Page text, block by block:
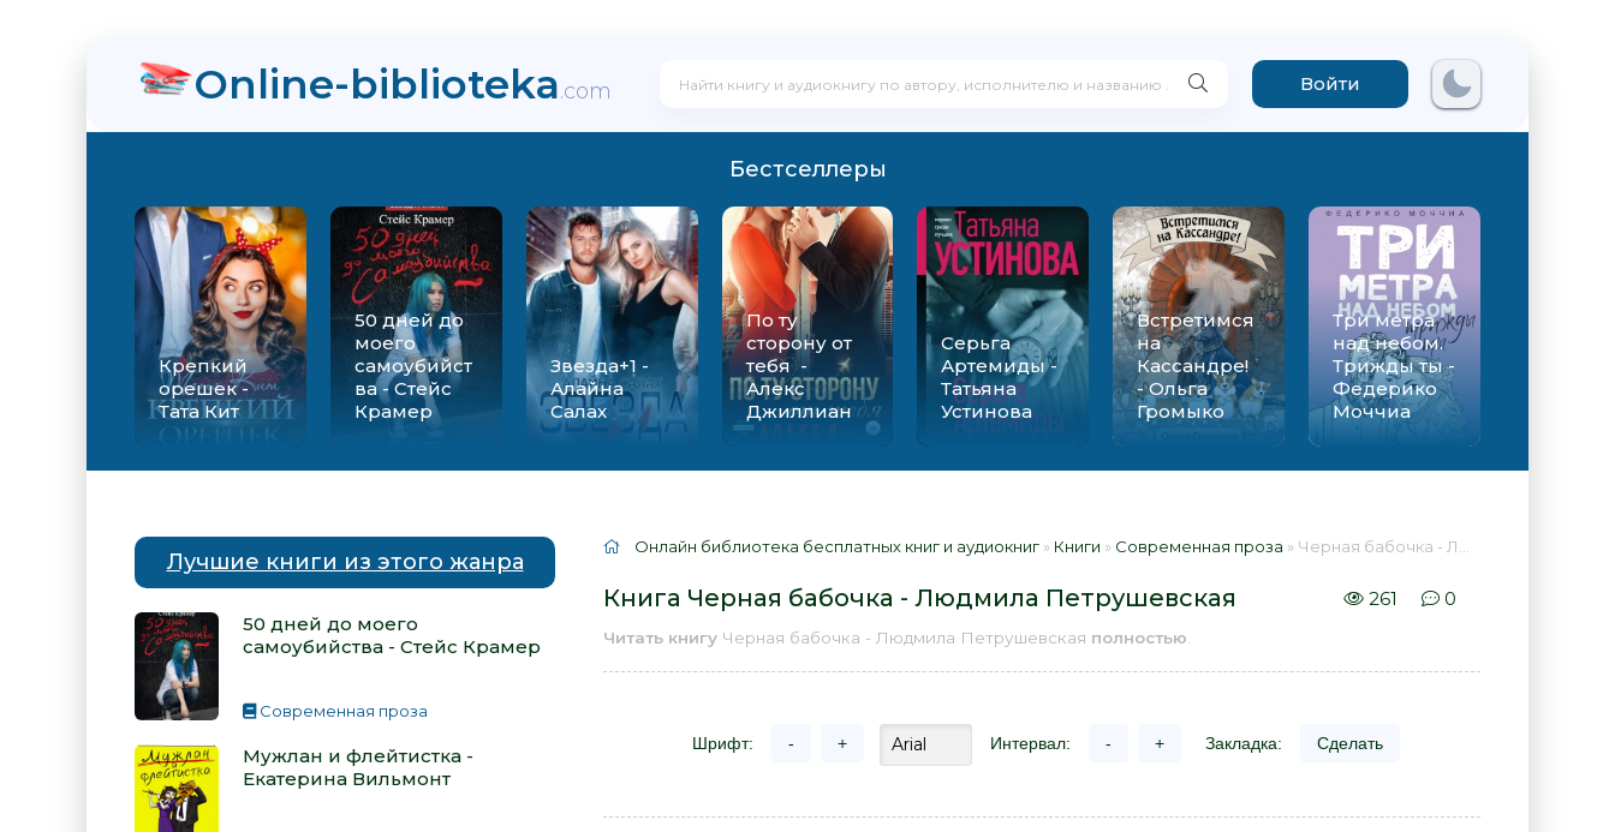
Online-biblioteka.com Войти
Бестселлеры
Крепкий
орешек -
Тата Кит
50 дней до
моего
самоубийст
ва - Стейс
Крамер
Звезда+1 -
Алайна
Салах
По ту
сторону от
тебя -
Алекс
Джиллиан
Серьга
Артемиды -
Татьяна
Устинова
Встретимся
на
Кассандре!
- Ольга
Громыко
Три метра
над небом.
Трижды ты -
Федерико
Моччиа
Лучшие книги из этого жанра
50 дней до моего
самоубийства - Стейс Крамер
Современная проза
Мужлан и флейтистка -
Екатерина Вильмонт
Онлайн библиотека бесплатных книг и аудиокниг » Книги » Современная проза » Черная бабочка - Людмила Петрушевская 📕 - Книга онлайн бесплатно
Книга Черная бабочка - Людмила Петрушевская 261 0
Читать книгу Черная бабочка - Людмила Петрушевская полностью
Шрифт: - + Интервал: - + Закладка: Сделать
Вильмонт